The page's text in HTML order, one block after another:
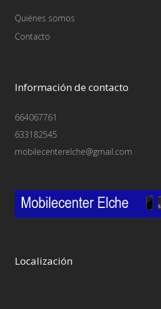
Quiénes somos
Contacto
Información de contacto
664067761
633182545
mobilecenterelche@gmail.com
Localización